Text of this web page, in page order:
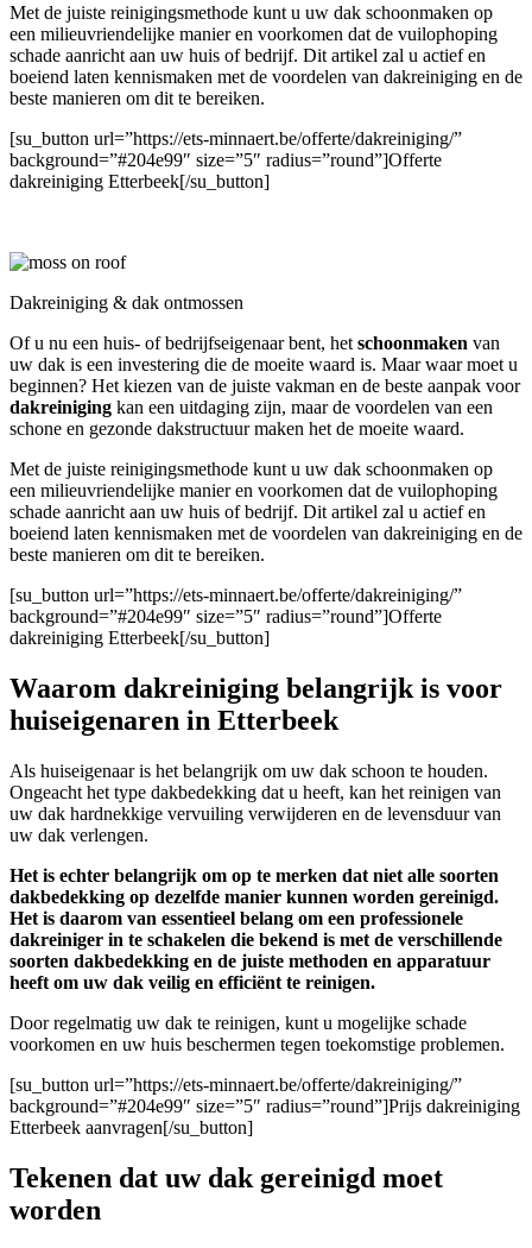
Met de juiste reinigingsmethode kunt u uw dak schoonmaken op
een milieuvriendelijke manier en voorkomen dat de vuilophoping
schade aanricht aan uw huis of bedrijf. Dit artikel zal u actief en
boeiend laten kennismaken met de voordelen van dakreiniging en de
beste manieren om dit te bereiken.
[su_button url=”https://ets-minnaert.be/offerte/dakreiniging/”
background=”#204e99″ size=”5″ radius=”round”]Offerte
dakreiniging Etterbeek[/su_button]
Dakreiniging & dak ontmossen
Of u nu een huis- of bedrijfseigenaar bent, het schoonmaken van
uw dak is een investering die de moeite waard is. Maar waar moet u
beginnen? Het kiezen van de juiste vakman en de beste aanpak voor
dakreiniging kan een uitdaging zijn, maar de voordelen van een
schone en gezonde dakstructuur maken het de moeite waard.
Met de juiste reinigingsmethode kunt u uw dak schoonmaken op
een milieuvriendelijke manier en voorkomen dat de vuilophoping
schade aanricht aan uw huis of bedrijf. Dit artikel zal u actief en
boeiend laten kennismaken met de voordelen van dakreiniging en de
beste manieren om dit te bereiken.
[su_button url=”https://ets-minnaert.be/offerte/dakreiniging/”
background=”#204e99″ size=”5″ radius=”round”]Offerte
dakreiniging Etterbeek[/su_button]
Waarom dakreiniging belangrijk is voor
huiseigenaren in Etterbeek
Als huiseigenaar is het belangrijk om uw dak schoon te houden.
Ongeacht het type dakbedekking dat u heeft, kan het reinigen van
uw dak hardnekkige vervuiling verwijderen en de levensduur van
uw dak verlengen.
Het is echter belangrijk om op te merken dat niet alle soorten
dakbedekking op dezelfde manier kunnen worden gereinigd.
Het is daarom van essentieel belang om een professionele
dakreiniger in te schakelen die bekend is met de verschillende
soorten dakbedekking en de juiste methoden en apparatuur
heeft om uw dak veilig en efficiënt te reinigen.
Door regelmatig uw dak te reinigen, kunt u mogelijke schade
voorkomen en uw huis beschermen tegen toekomstige problemen.
[su_button url=”https://ets-minnaert.be/offerte/dakreiniging/”
background=”#204e99″ size=”5″ radius=”round”]Prijs dakreiniging
Etterbeek aanvragen[/su_button]
Tekenen dat uw dak gereinigd moet
worden